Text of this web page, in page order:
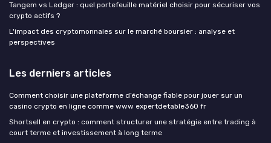
Tangem vs Ledger : quel portefeuille matériel choisir pour sécuriser vos
crypto actifs ?
L'impact des cryptomonnaies sur le marché boursier : analyse et
perspectives
Les derniers articles
Comment choisir une plateforme d’échange fiable pour jouer sur un
casino crypto en ligne comme www expertdetable360 fr
Shortsell en crypto : comment structurer une stratégie entre trading à
court terme et investissement à long terme